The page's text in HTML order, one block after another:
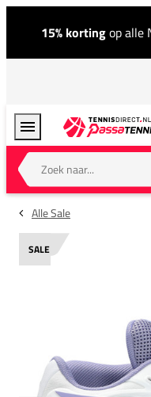
15% kortingop alle
Zoek naar...
Alle Sale
SALE